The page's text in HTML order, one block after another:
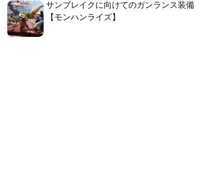
サンブレイクに向けてのガンランス装備
【モンハンライズ】